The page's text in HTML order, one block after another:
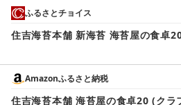
ふるさとチョイス
住吉海苔本舗 新海苔 海苔屋の食卓
Amazonふるさと納税
住吉海苔本舗 海苔屋の食卓20 (クラ